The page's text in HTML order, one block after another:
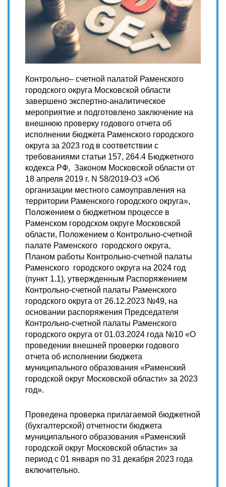
Контрольно– счетной палатой Раменского
городского округа Московской области
завершено экспертно-аналитическое
мероприятие и подготовлено заключение на
внешнюю проверку годового отчета об
исполнении бюджета Раменского городского
округа за 2023 год в соответствии с
требованиями статьи 157, 264.4 Бюджетного
кодекса РФ, Законом Московской области от
18 апреля 2019 г. N 58/2019-ОЗ «Об
организации местного самоуправления на
территории Раменского городского округа»,
Положением о бюджетном процессе в
Раменском городском округе Московской
области, Положением о Контрольно-счетной
палате Раменского городского округа,
Планом работы Контрольно-счетной палаты
Раменского городского округа на 2024 год
(пункт 1.1), утвержденным Распоряжением
Контрольно-счетной палаты Раменского
городского округа от 26.12.2023 №49, на
основании распоряжения Председателя
Контрольно-счетной палаты Раменского
городского округа от 01.03.2024 года №10 «О
проведении внешней проверки годового
отчета об исполнении бюджета
муниципального образования «Раменский
городской округ Московской области» за 2023
год».
Проведена проверка прилагаемой бюджетной
(бухгалтерской) отчетности бюджета
муниципального образования «Раменский
городской округ Московской области» за
период с 01 января по 31 декабря 2023 года
включительно.